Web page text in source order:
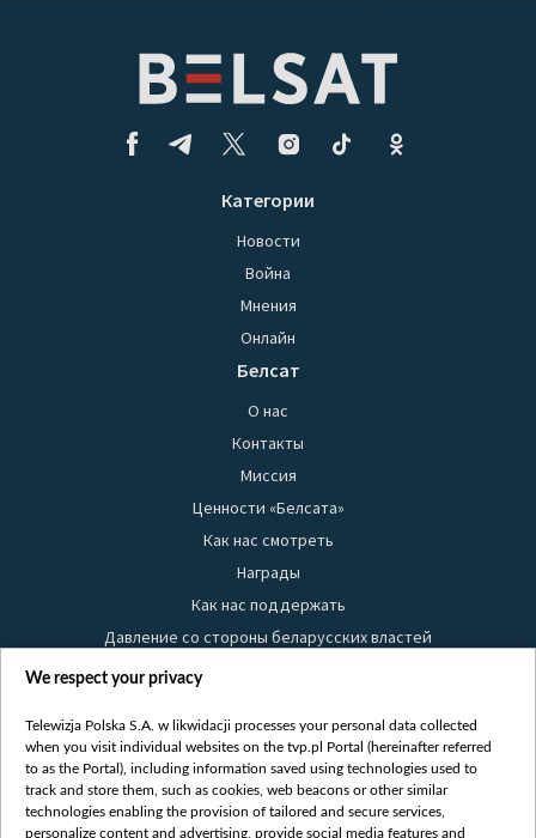
Категории
Новости
Война
Мнения
Онлайн
Белсат
О нас
Контакты
Миссия
Ценности «Белсата»
Как нас смотреть
Награды
Как нас поддержать
Давление со стороны беларусских властей
Правила использования материалов
Безопасность
Youtube
Белсат news
We respect your privacy
Telewizja Polska S.A. w likwidacji processes your personal data collected
when you visit individual websites on the tvp.pl Portal (hereinafter referred
to as the Portal), including information saved using technologies used to
track and store them, such as cookies, web beacons or other similar
technologies enabling the provision of tailored and secure services,
personalize content and advertising, provide social media features and